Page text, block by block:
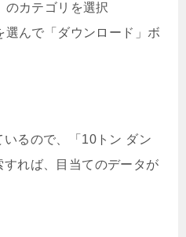
のカテゴリを選択
んで「ダウンロード」ボ
るので、「10トン ダン
れば、目当てのデータが